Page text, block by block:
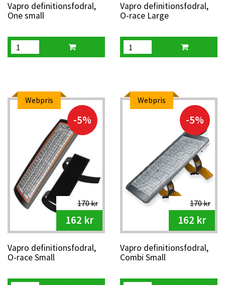
Vapro definitionsfodral,
One small
Vapro definitionsfodral,
O-race Large
Webpris
-5%
170 kr
162 kr
Vapro definitionsfodral,
O-race Small
Webpris
-5%
170 kr
162 kr
Vapro definitionsfodral,
Combi Small